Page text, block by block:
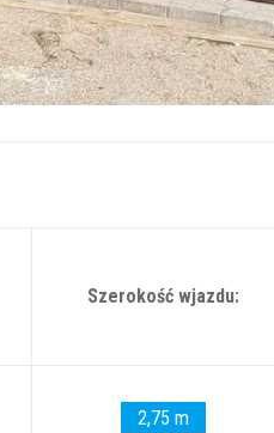
Szerokość wjazdu:
2,75 m